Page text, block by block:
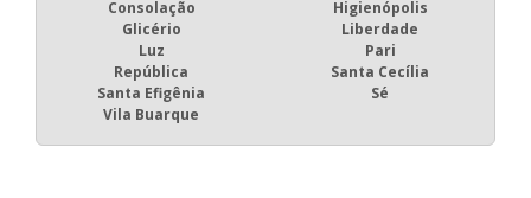
Consolação
Higienópolis
Glicério
Liberdade
Luz
Pari
República
Santa Cecília
Santa Efigênia
Sé
Vila Buarque